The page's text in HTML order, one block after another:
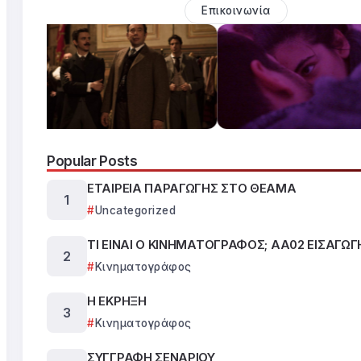
Επικοινωνία
Popular Posts
ΕΤΑΙΡΕΙΑ ΠΑΡΑΓΩΓΗΣ ΣΤΟ ΘΕΑΜΑ
Uncategorized
ΤΙ ΕΙΝΑΙ Ο ΚΙΝΗΜΑΤΟΓΡΑΦΟΣ; ΑΑ02
Κινηματογράφος
Η ΕΚΡΗΞΗ
Κινηματογράφος
ΣΥΓΓΡΑΦΗ ΣΕΝΑΡΙΟΥ